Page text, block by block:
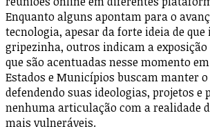
Enquanto alguns apontam para o
tecnologia, apesar da forte ideia de que
gripezinha, outros indicam a
que são acentuadas nesse momento
Estados e Municípios buscam manter
defendendo suas ideologias, projetos e
nenhuma articulação com a realidade
mais vulneráveis.